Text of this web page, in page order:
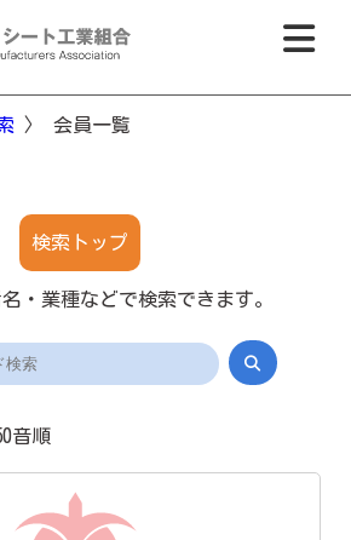
〉 会員一覧
検索トップ
・業種などで検索できます。
音順